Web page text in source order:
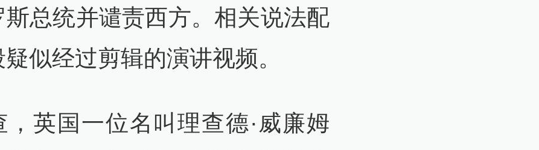
斯总统并谴责西方。相关说法配
似经过剪辑的演讲视频。
，英国一位名叫理查德·威廉姆